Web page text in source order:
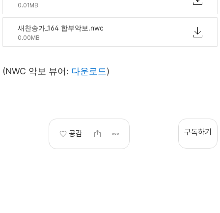
0.01MB
새찬송가_164 합부악보.nwc
0.00MB
(NWC 악보 뷰어: 다운로드)
공감 구독하기